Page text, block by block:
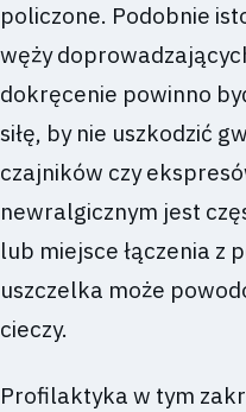
policzone. Podobnie
węży
dokręcenie powinno
siłę, by nie uszkodzić
czajników czy
newralgicznym jest
lub miejsce łączenia z
uszczelka może
cieczy.
Profilaktyka w tym